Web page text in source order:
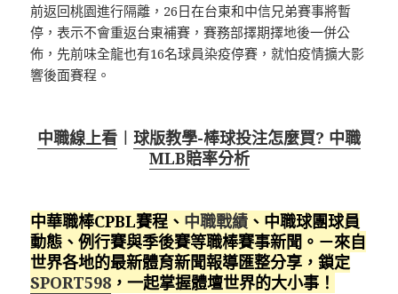
前返回桃園進行隔離，26日在台東和中信兄弟賽事將暫
停，表示不會重返台東補賽，賽務部擇期擇地後一併公
佈，先前味全龍也有16名球員染疫停賽，就怕疫情擴大影
響後面賽程。
中職線上看 ︱ 球版教學-棒球投注怎麼買? 中職
MLB賠率分析
中華職棒CPBL賽程、 中職戰績 、中職球團球員
動態、例行賽與季後賽等職棒賽事新聞。－來自
世界各地的最新體育新聞報導匯整分享，鎖定
SPORT598 ，一起掌握體壇世界的大小事！